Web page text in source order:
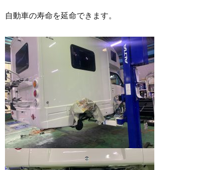
自動車の寿命を延命できます。